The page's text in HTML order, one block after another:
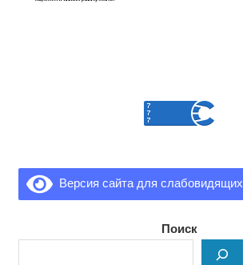
Версия сайта для слабовидящих
Поиск